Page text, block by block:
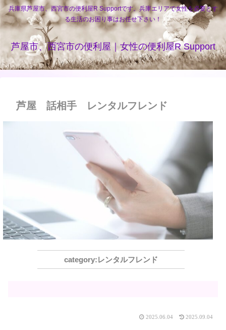
兵庫県芦屋市、西宮市の便利屋R Supportです。兵庫エリアで女性を必要とす
る生活のお困り事はお任せ下さい！
芦屋市、西宮市の便利屋｜女性の便利屋R Support
芦屋 話相手 レンタルフレンド
レンタルフレンド
2025.06.04 2025.09.04